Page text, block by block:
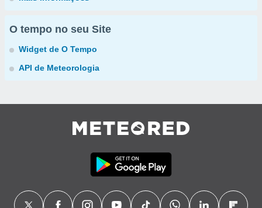
O tempo no seu Site
Widget de O Tempo
API de Meteorologia